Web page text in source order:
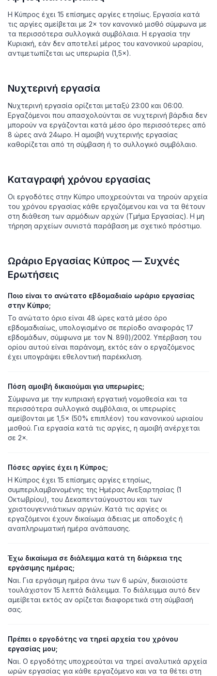
Η Κύπρος έχει 15 επίσημες αργίες ετησίως. Εργασία κατά
τις αργίες αμείβεται με 2× τον κανονικό μισθό σύμφωνα με
τα περισσότερα συλλογικά συμβόλαια. Η εργασία την
Κυριακή, εάν δεν αποτελεί μέρος του κανονικού ωραρίου,
αντιμετωπίζεται ως υπερωρία (1,5×).
Νυχτερινή εργασία
Νυχτερινή εργασία ορίζεται μεταξύ 23:00 και 06:00.
Εργαζόμενοι που απασχολούνται σε νυχτερινή βάρδια δεν
μπορούν να εργάζονται κατά μέσο όρο περισσότερες από
8 ώρες ανά 24ωρο. Η αμοιβή νυχτερινής εργασίας
καθορίζεται από τη σύμβαση ή το συλλογικό συμβόλαιο.
Καταγραφή χρόνου εργασίας
Οι εργοδότες στην Κύπρο υποχρεούνται να τηρούν αρχεία
του χρόνου εργασίας κάθε εργαζόμενου και να τα θέτουν
στη διάθεση των αρμόδιων αρχών (Τμήμα Εργασίας). Η μη
τήρηση αρχείων συνιστά παράβαση με σχετικό πρόστιμο.
Ωράριο Εργασίας Κύπρος — Συχνές
Ερωτήσεις
Ποιο είναι το ανώτατο εβδομαδιαίο ωράριο εργασίας
στην Κύπρο;
Το ανώτατο όριο είναι 48 ώρες κατά μέσο όρο
εβδομαδιαίως, υπολογισμένο σε περίοδο αναφοράς 17
εβδομάδων, σύμφωνα με τον Ν. 89(Ι)/2002. Υπέρβαση του
ορίου αυτού είναι παράνομη, εκτός εάν ο εργαζόμενος
έχει υπογράψει εθελοντική παρέκκλιση.
Πόση αμοιβή δικαιούμαι για υπερωρίες;
Σύμφωνα με την κυπριακή εργατική νομοθεσία και τα
περισσότερα συλλογικά συμβόλαια, οι υπερωρίες
αμείβονται με 1,5× (50% επιπλέον) του κανονικού ωριαίου
μισθού. Για εργασία κατά τις αργίες, η αμοιβή ανέρχεται
σε 2×.
Πόσες αργίες έχει η Κύπρος;
Η Κύπρος έχει 15 επίσημες αργίες ετησίως,
συμπεριλαμβανομένης της Ημέρας Ανεξαρτησίας (1
Οκτωβρίου), του Δεκαπενταύγουστου και των
χριστουγεννιάτικων αργιών. Κατά τις αργίες οι
εργαζόμενοι έχουν δικαίωμα άδειας με αποδοχές ή
αναπληρωματική ημέρα ανάπαυσης.
Έχω δικαίωμα σε διάλειμμα κατά τη διάρκεια της
εργάσιμης ημέρας;
Ναι. Για εργάσιμη ημέρα άνω των 6 ωρών, δικαιούστε
τουλάχιστον 15 λεπτά διάλειμμα. Το διάλειμμα αυτό δεν
αμείβεται εκτός αν ορίζεται διαφορετικά στη σύμβασή
σας.
Πρέπει ο εργοδότης να τηρεί αρχεία του χρόνου
εργασίας μου;
Ναι. Ο εργοδότης υποχρεούται να τηρεί αναλυτικά αρχεία
ωρών εργασίας για κάθε εργαζόμενο και να τα θέτει στη